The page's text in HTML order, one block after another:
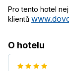
Pro tento hotel
klientů
O hotelu